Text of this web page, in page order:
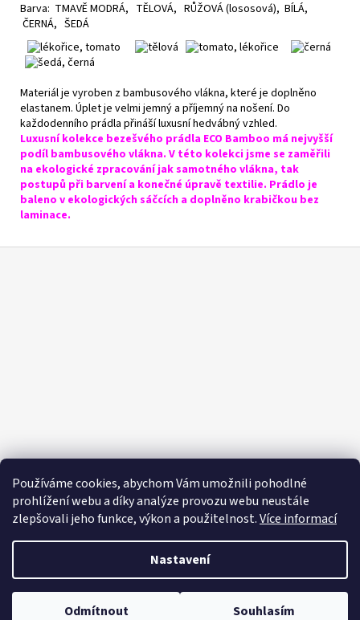
Používáme cookies, abychom Vám umožnili pohodlné
prohlížení webu a díky analýze provozu webu neustále
zlepšovali jeho funkce, výkon a použitelnost.Více informací
Nastavení
Odmítnout Souhlasím
Barva: TMAVĚ MODRÁ, TĚLOVÁ, RŮŽOVÁ (lososová), BÍLÁ,
ČERNÁ, ŠEDÁ
Materiál je vyroben z bambusového vlákna, které je doplněno
elastanem. Úplet je velmi jemný a příjemný na nošení. Do
každodenního prádla přináší luxusní hedvábný vzhled.
Luxusní kolekce bezešvého prádla ECO Bamboo má nejvyšší
podíl bambusového vlákna. V této kolekci jsme se zaměřili
na ekologické zpracování jak samotného vlákna, tak
postupů při barvení a konečné úpravě textilie. Prádlo je
baleno v ekologických sáčcích a doplněno krabičkou bez
laminace.
Copyright 2026Editapradlo.cz. Všechna práva vyhrazena.Upravit